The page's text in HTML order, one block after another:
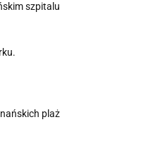
szpitalu
plaż